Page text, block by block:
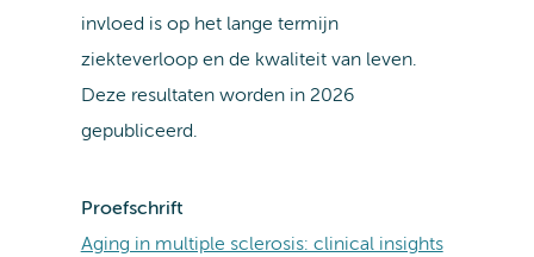
invloed is op het lange termijn
ziekteverloop en de kwaliteit van leven.
Deze resultaten worden in 2026
gepubliceerd.
Proefschrift
Aging in multiple sclerosis: clinical insights